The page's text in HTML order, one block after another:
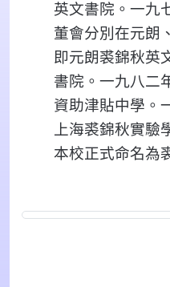
英文書院。一九
董會分別在元朗
即元朗裘錦秋英
書院。一九八二
資助津貼中學。
上海裘錦秋實驗
本校正式命名為